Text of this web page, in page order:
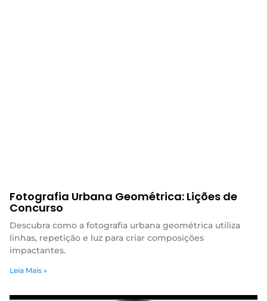
Fotografia Urbana Geométrica: Lições de
Concurso
Descubra como a fotografia urbana geométrica utiliza
linhas, repetição e luz para criar composições
impactantes.
Leia Mais »